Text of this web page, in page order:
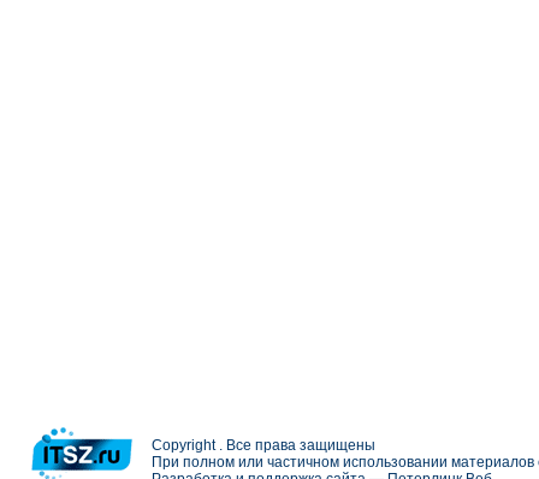
Copyright . Все права защищены
При полном или частичном использовании